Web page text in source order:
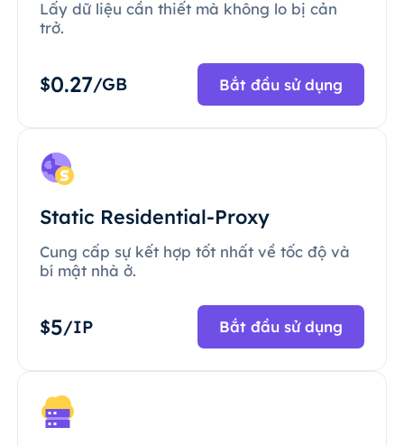
Lấy dữ liệu cần thiết mà không lo bị cản
trở.
$0.27/GB Bắt đầu sử dụng
Static Residential-Proxy
Cung cấp sự kết hợp tốt nhất về tốc độ và
bí mật nhà ở.
$5/IP Bắt đầu sử dụng